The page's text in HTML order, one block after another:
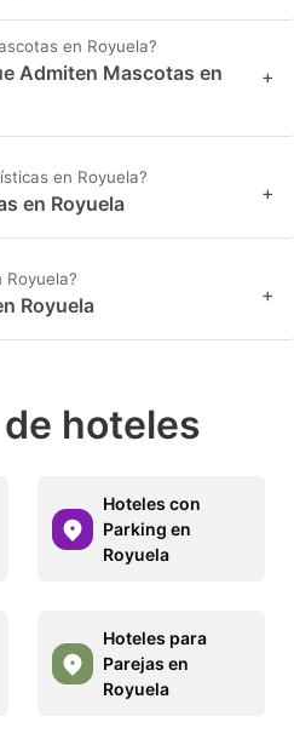
en Royuela?
Admiten Mascotas en
+
en Royuela?
en Royuela +
Royuela +
hoteles
Hoteles con
Parking en
Royuela
Hoteles para
Parejas en
Royuela